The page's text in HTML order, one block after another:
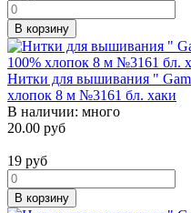
В корзину
Нитки для вышивания "
хлопок 8 м №3161 бл. хаки
В наличии: много
20.00 руб
19 руб
В корзину